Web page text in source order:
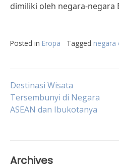
dimiliki oleh negara-negara
Posted in Eropa Tagged negara
Post
navigation
Destinasi Wisata
Tersembunyi di Negara
ASEAN dan Ibukotanya
Archives